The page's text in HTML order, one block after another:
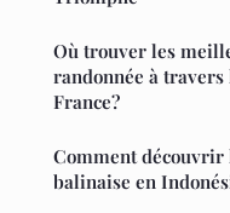
Où trouver les
randonnée à travers
France?
Comment découvrir
balinaise en